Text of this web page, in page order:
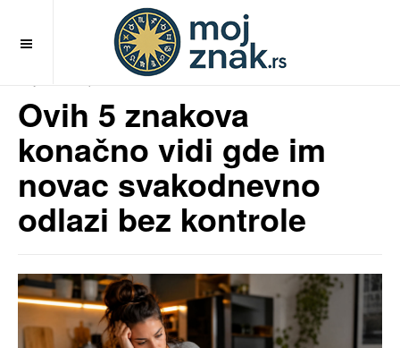
pre 2 meseci
Ovih 5 znakova
konačno vidi gde im
novac svakodnevno
odlazi bez kontrole